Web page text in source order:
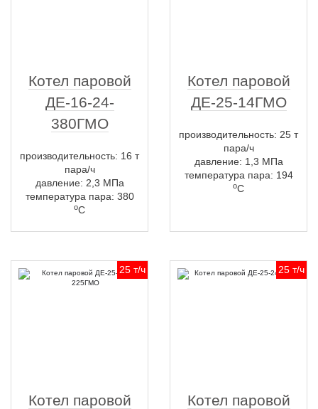
Котел паровой
ДЕ-16-24-
380ГМО
производительность: 16 т
пара/ч
давление: 2,3 МПа
температура пара: 380
оС
Котел паровой
ДЕ-25-14ГМО
производительность: 25 т
пара/ч
давление: 1,3 МПа
температура пара: 194
оС
25 т/ч
Котел паровой
25 т/ч
Котел паровой